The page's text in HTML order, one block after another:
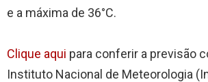
e a máxima de 36°C.
Clique aqui para conferir a previsão
Instituto Nacional de Meteorologia